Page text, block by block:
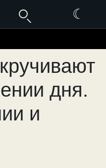
☾
дня.
и